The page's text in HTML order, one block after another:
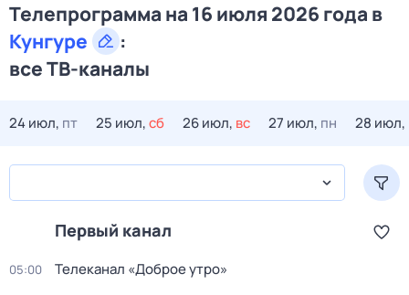
Телепрограмма на 16 июля 2026 года в
Кунгуре
:
все ТВ-каналы
24 июл, пт 25 июл,сб 26 июл, вс 27 июл, пн 28 июл,
Первый канал
05:00 Телеканал «Доброе утро»